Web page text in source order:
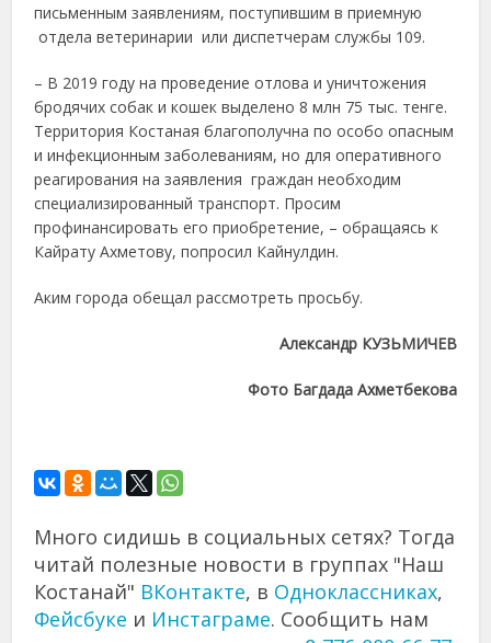
письменным заявлениям, поступившим в приемную
отдела ветеринарии или диспетчерам службы 109.
– В 2019 году на проведение отлова и уничтожения
бродячих собак и кошек выделено 8 млн 75 тыс. тенге.
Территория Костаная благополучна по особо опасным
и инфекционным заболеваниям, но для оперативного
реагирования на заявления граждан необходим
специализированный транспорт. Просим
профинансировать его приобретение, – обращаясь к
Кайрату Ахметову, попросил Кайнулдин.
Аким города обещал рассмотреть просьбу.
Александр КУЗЬМИЧЕВ
Фото Багдада Ахметбекова
Много сидишь в социальных сетях? Тогда
читай полезные новости в группах "Наш
Костанай" ВКонтакте, в Одноклассниках,
Фейсбуке и Инстаграме. Сообщить нам